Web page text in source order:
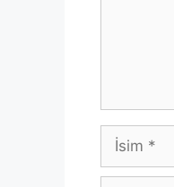
İsim